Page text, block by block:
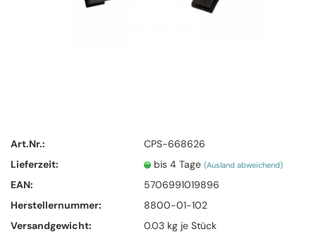
Art.Nr.:
CPS-668626
Lieferzeit:
bis 4 Tage(Ausland abweichend)
EAN:
5706991019896
Herstellernummer:
8800-01-102
Versandgewicht:
0.03 kg je Stück